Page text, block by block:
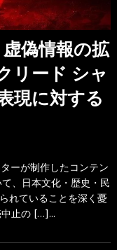
虚偽情報の拡
リード シャ
現に対する
ーが制作したコンテン
、日本文化・歴史・民
れていることを深く憂
中止の […]...